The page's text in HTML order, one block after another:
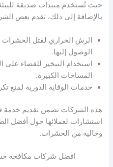
حيث تُستخدم مبيدات صديقة
بالإضافة إلى ذلك، تقدم بعض
الرش الحراري لقتل
الوصول إليها.
استخدام التبخير للقضاء
المساحات الكبيرة.
خدمات الوقاية الدورية لمنع
هذه الشركات تضمن تقديم خدمة
استشارات لعملائها حول أفضل
وخالية من الحشرات.
افضل شركات مكافحة